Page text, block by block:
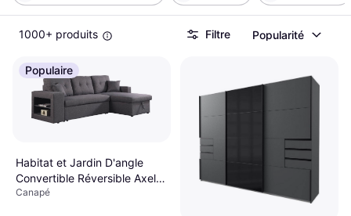
1000+ produits Filtre Popularité
Populaire
Habitat et Jardin D'angle
Convertible Réversible Axel 3
Places Gris Canapé
Canapé